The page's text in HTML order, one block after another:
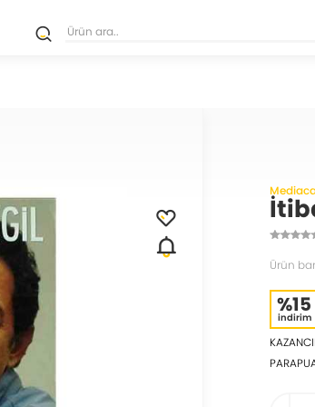
Ürün
%15
indirim